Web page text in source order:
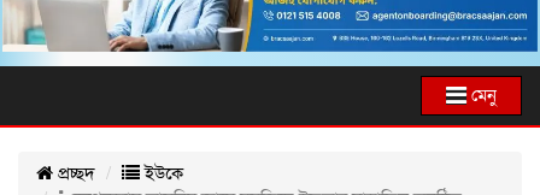
মেনু
প্রচ্ছদ
ইউকে